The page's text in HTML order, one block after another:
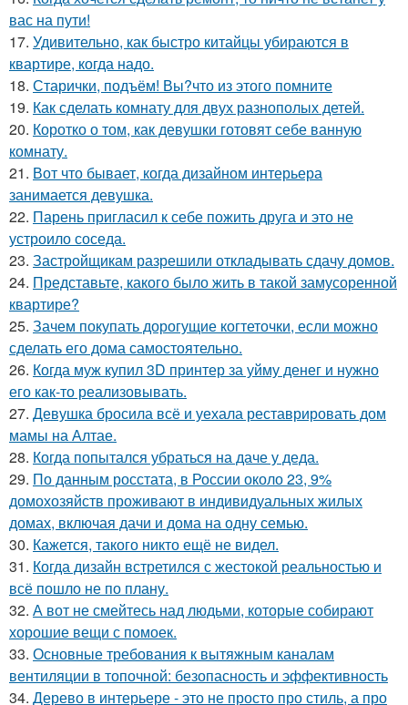
вас на пути!
17. Удивительно, как быстро китайцы убираются в
квартире, когда надо.
18. Старички, подъём! Вы?что из этого помните
19. Как сделать комнату для двух разнополых детей.
20. Коротко о том, как девушки готовят себе ванную
комнату.
21. Вот что бывает, когда дизайном интерьера
занимается девушка.
22. Парень пригласил к себе пожить друга и это не
устроило соседа.
23. Застройщикам разрешили откладывать сдачу домов.
24. Представьте, какого было жить в такой замусоренной
квартире?
25. Зачем покупать дорогущие когтеточки, если можно
сделать его дома самостоятельно.
26. Когда муж купил 3D принтер за уйму денег и нужно
его как-то реализовывать.
27. Девушка бросила всё и уехала реставрировать дом
мамы на Алтае.
28. Когда попытался убраться на даче у деда.
29. По данным росстата, в России около 23, 9%
домохозяйств проживают в индивидуальных жилых
домах, включая дачи и дома на одну семью.
30. Кажется, такого никто ещё не видел.
31. Когда дизайн встретился с жестокой реальностью и
всё пошло не по плану.
32. А вот не смейтесь над людьми, которые собирают
хорошие вещи с помоек.
33. Основные требования к вытяжным каналам
вентиляции в топочной: безопасность и эффективность
34. Дерево в интерьере - это не просто про стиль, а про